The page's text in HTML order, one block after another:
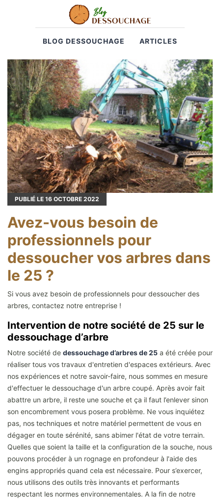
BLOG DESSOUCHAGE ARTICLES
PUBLIÉ LE 16 OCTOBRE 2022
Avez-vous besoin de
professionnels pour
dessoucher vos arbres dans
le 25 ?
Si vous avez besoin de professionnels pour dessoucher des
arbres, contactez notre entreprise !
Intervention de notre société de 25 sur le
dessouchage d’arbre
Notre société de dessouchage d’arbres de 25 a été créée pour
réaliser tous vos travaux d'entretien d'espaces extérieurs. Avec
nos expériences et notre savoir-faire, nous sommes en mesure
d'effectuer le dessouchage d'un arbre coupé. Après avoir fait
abattre un arbre, il reste une souche et ça il faut l’enlever sinon
son encombrement vous posera problème. Ne vous inquiétez
pas, nos techniques et notre matériel permettent de vous en
dégager en toute sérénité, sans abimer l'état de votre terrain.
Quelles que soient la taille et la configuration de la souche, nous
pouvons procéder à un rognage en profondeur à l'aide des
engins appropriés quand cela est nécessaire. Pour s’exercer,
nous utilisons des outils très innovants et performants
respectant les normes environnementales. A la fin de notre